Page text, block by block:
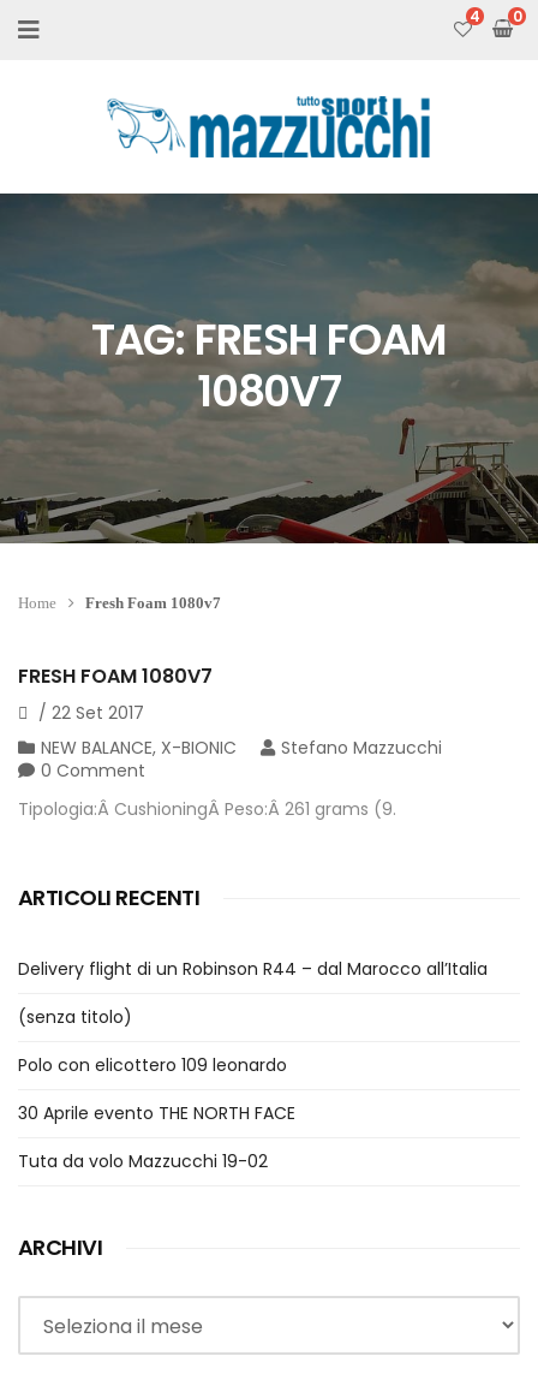
4
TAG:FRESH FOAM
1080V7
Home Fresh Foam 1080v7
FRESH FOAM 1080V7
/ 22 Set 2017
NEW BALANCE, X-BIONIC
Stefano Mazzucchi
0 Comment
Tipologia:Â CushioningÂ Peso:Â 261 grams (9.
ARTICOLI RECENTI
Delivery flight di un Robinson R44 – dal Marocco all’Italia
(senza titolo)
Polo con elicottero 109 leonardo
30 Aprile evento THE NORTH FACE
Tuta da volo Mazzucchi 19-02
ARCHIVI
Archivi